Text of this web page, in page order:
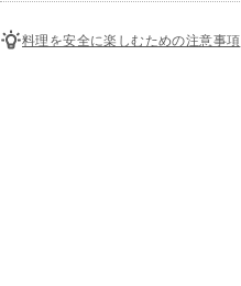
料理を安全に楽しむための注意事項